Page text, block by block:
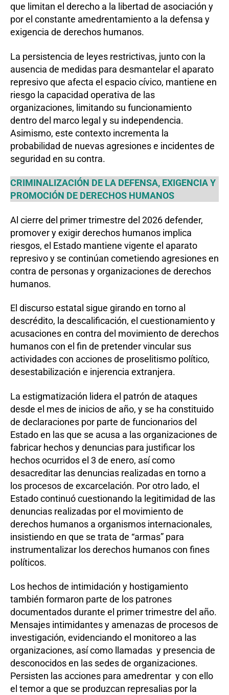
que limitan el derecho a la libertad de asociación y
por el constante amedrentamiento a la defensa y
exigencia de derechos humanos.
La persistencia de leyes restrictivas, junto con la
ausencia de medidas para desmantelar el aparato
represivo que afecta el espacio cívico, mantiene en
riesgo la capacidad operativa de las
organizaciones, limitando su funcionamiento
dentro del marco legal y su independencia.
Asimismo, este contexto incrementa la
probabilidad de nuevas agresiones e incidentes de
seguridad en su contra.
CRIMINALIZACIÓN DE LA DEFENSA, EXIGENCIA Y
PROMOCIÓN DE DERECHOS HUMANOS
Al cierre del primer trimestre del 2026 defender,
promover y exigir derechos humanos implica
riesgos, el Estado mantiene vigente el aparato
represivo y se continúan cometiendo agresiones en
contra de personas y organizaciones de derechos
humanos.
El discurso estatal sigue girando en torno al
descrédito, la descalificación, el cuestionamiento y
acusaciones en contra del movimiento de derechos
humanos con el fin de pretender vincular sus
actividades con acciones de proselitismo político,
desestabilización e injerencia extranjera.
La estigmatización lidera el patrón de ataques
desde el mes de inicios de año, y se ha constituido
de declaraciones por parte de funcionarios del
Estado en las que se acusa a las organizaciones de
fabricar hechos y denuncias para justificar los
hechos ocurridos el 3 de enero, así como
desacreditar las denuncias realizadas en torno a
los procesos de excarcelación. Por otro lado, el
Estado continuó cuestionando la legitimidad de las
denuncias realizadas por el movimiento de
derechos humanos a organismos internacionales,
insistiendo en que se trata de “armas” para
instrumentalizar los derechos humanos con fines
políticos.
Los hechos de intimidación y hostigamiento
también formaron parte de los patrones
documentados durante el primer trimestre del año.
Mensajes intimidantes y amenazas de procesos de
investigación, evidenciando el monitoreo a las
organizaciones, así como llamadas y presencia de
desconocidos en las sedes de organizaciones.
Persisten las acciones para amedrentar y con ello
el temor a que se produzcan represalias por la